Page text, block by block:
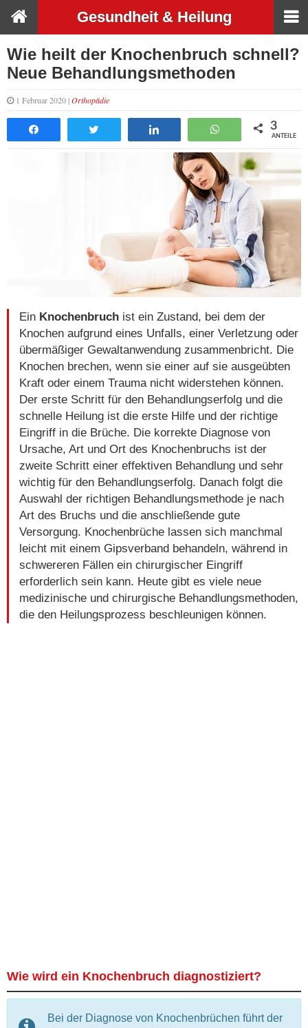
Gesundheit & Heilung
Wie heilt der Knochenbruch schnell?
Neue Behandlungsmethoden
1 Februar 2020 |Orthopädie
WhatsApp3
ANTEILE
Ein Knochenbruch ist ein Zustand, bei dem der
Knochen aufgrund eines Unfalls, einer Verletzung oder
übermäßiger Gewaltanwendung zusammenbricht. Die
Knochen brechen, wenn sie einer auf sie ausgeübten
Kraft oder einem Trauma nicht widerstehen können.
Der erste Schritt für den Behandlungserfolg und die
schnelle Heilung ist die erste Hilfe und der richtige
Eingriff in die Brüche. Die korrekte Diagnose von
Ursache, Art und Ort des Knochenbruchs ist der
zweite Schritt einer effektiven Behandlung und sehr
wichtig für den Behandlungserfolg. Danach folgt die
Auswahl der richtigen Behandlungsmethode je nach
Art des Bruchs und die anschließende gute
Versorgung. Knochenbrüche lassen sich manchmal
leicht mit einem Gipsverband behandeln, während in
schwereren Fällen ein chirurgischer Eingriff
erforderlich sein kann. Heute gibt es viele neue
medizinische und chirurgische Behandlungsmethoden,
die den Heilungsprozess beschleunigen können.
Wie wird ein Knochenbruch diagnostiziert?
Bei der Diagnose von Knochenbrüchen führt der